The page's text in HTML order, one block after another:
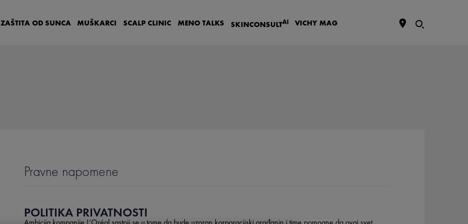
ZAŠTITA OD SUNCA MUŠKARCI SCALP CLINIC MENO TALKS SKINCONSULTAI VICHY MAG
Pravne napomene
POLITIKA PRIVATNOSTI